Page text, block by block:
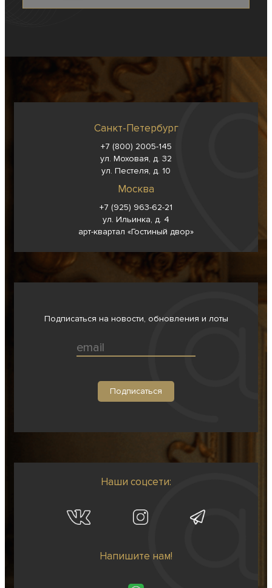
Санкт-Петербург
+7 (800) 2005-145
ул. Моховая, д. 32
ул. Пестеля, д. 10
Москва
+7 (925) 963-62-21
ул. Ильинка, д. 4
арт-квартал «Гостиный двор»
Подписаться на новости, обновления и лоты
Наши соцсети:
Напишите нам!